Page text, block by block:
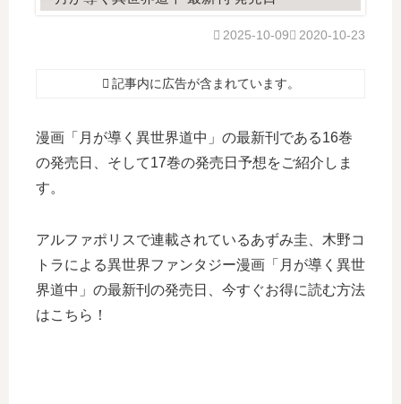
2020-10-23
2025-10-09
記事内に広告が含まれています。
漫画「月が導く異世界道中」の最新刊である16巻
の発売日、そして17巻の発売日予想をご紹介しま
す。
アルファポリスで連載されているあずみ圭、木野コ
トラによる異世界ファンタジー漫画「月が導く異世
界道中」の最新刊の発売日、今すぐお得に読む方法
はこちら！